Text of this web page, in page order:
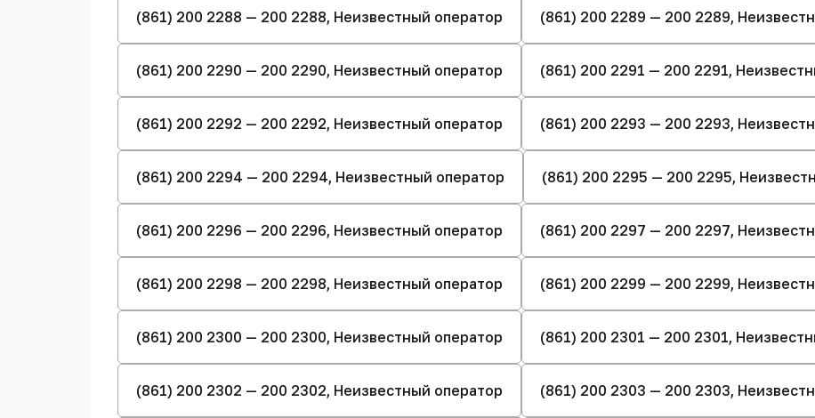
(861) 200 2288 — 200 2288, Неизвестный оператор (861) 200 2289 — 200 2289,
(861) 200 2290 — 200 2290, Неизвестный оператор (861) 200 2291 — 200 2291,
(861) 200 2292 — 200 2292, Неизвестный оператор (861) 200 2293 — 200 2293,
(861) 200 2294 — 200 2294, Неизвестный оператор (861) 200 2295 — 200 2295,
(861) 200 2296 — 200 2296, Неизвестный оператор (861) 200 2297 — 200 2297,
(861) 200 2298 — 200 2298, Неизвестный оператор (861) 200 2299 — 200 2299,
(861) 200 2300 — 200 2300, Неизвестный оператор (861) 200 2301 — 200 2301,
(861) 200 2302 — 200 2302, Неизвестный оператор (861) 200 2303 — 200 2303,